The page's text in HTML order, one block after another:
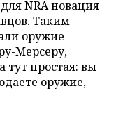
NRA новация
Таким
оружие
Мерсеру,
тут простая: вы
оружие,